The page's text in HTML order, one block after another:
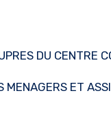
DU CENTRE
MENAGERS ET